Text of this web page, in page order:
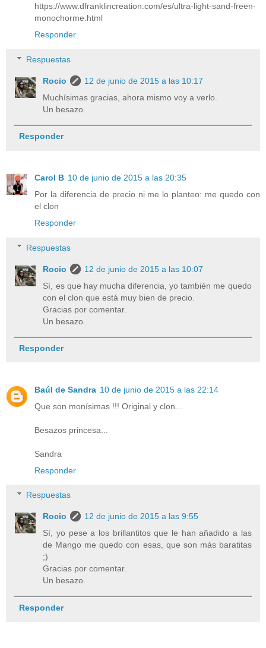
https://www.dfranklincreation.com/es/ultra-light-sand-freen-
monochorme.html
Responder
Respuestas
Rocio
12 de junio de 2015 a las 10:17
Muchísimas gracias, ahora mismo voy a verlo.
Un besazo.
Responder
Carol B 10 de junio de 2015 a las 20:35
Por la diferencia de precio ni me lo planteo: me quedo con
el clon
Responder
Respuestas
Rocio
12 de junio de 2015 a las 10:07
Sí, es que hay mucha diferencia, yo también me quedo
con el clon que está muy bien de precio.
Gracias por comentar.
Un besazo.
Responder
Baúl de Sandra 10 de junio de 2015 a las 22:14
Que son monísimas !!! Original y clon...
Besazos princesa...
Sandra
Responder
Respuestas
Rocio
12 de junio de 2015 a las 9:55
Sí, yo pese a los brillantitos que le han añadido a las
de Mango me quedo con esas, que son más baratitas
;)
Gracias por comentar.
Un besazo.
Responder